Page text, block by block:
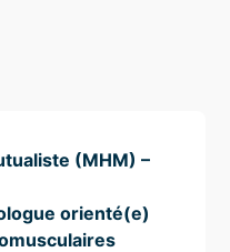
(MHM) –
orienté(e)